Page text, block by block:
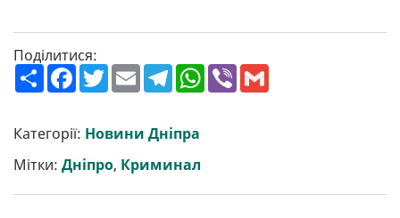
Поділитися:
П
о
р
и
т
и
F
a
b
o
o
k
T
w
t
e
r
E
m
l
T
e
g
r
a
m
W
h
V
Категорії: Новини Дніпра
Мітки: Дніпро, Криминал